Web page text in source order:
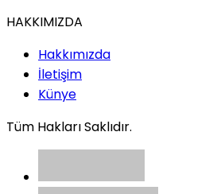
HAKKIMIZDA
Hakkımızda
İletişim
Künye
Tüm Hakları Saklıdır.